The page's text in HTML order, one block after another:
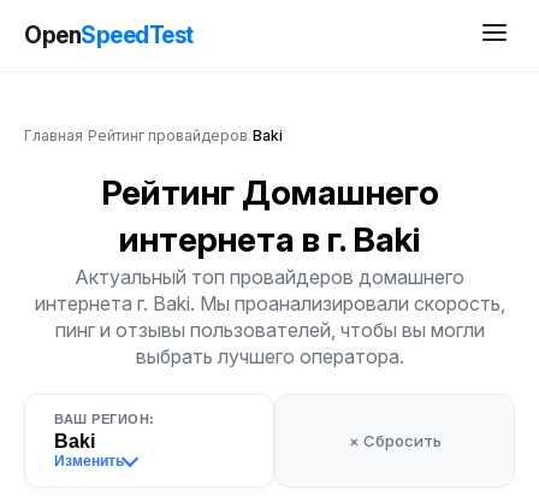
OpenSpeedTest
Главная Рейтинг провайдеров Baki
Рейтинг Домашнего
интернета в г. Baki
Актуальный топ провайдеров домашнего
интернета г. Baki. Мы проанализировали скорость,
пинг и отзывы пользователей, чтобы вы могли
выбрать лучшего оператора.
ВАШ РЕГИОН:
Baki
Изменить
× Сбросить